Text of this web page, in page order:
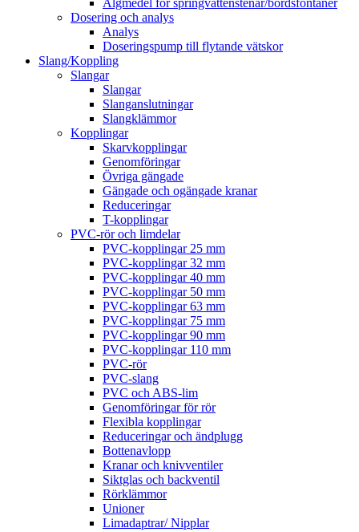
Algmedel för springvattenstenar/bordsfontäner
Dosering och analys
Analys
Doseringspump till flytande vätskor
Slang/Koppling
Slangar
Slangar
Slanganslutningar
Slangklämmor
Kopplingar
Skarvkopplingar
Genomföringar
Övriga gängade
Gängade och ogängade kranar
Reduceringar
T-kopplingar
PVC-rör och limdelar
PVC-kopplingar 25 mm
PVC-kopplingar 32 mm
PVC-kopplingar 40 mm
PVC-kopplingar 50 mm
PVC-kopplingar 63 mm
PVC-kopplingar 75 mm
PVC-kopplingar 90 mm
PVC-kopplingar 110 mm
PVC-rör
PVC-slang
PVC och ABS-lim
Genomföringar för rör
Flexibla kopplingar
Reduceringar och ändplugg
Bottenavlopp
Kranar och knivventiler
Siktglas och backventil
Rörklämmor
Unioner
Limadaptrar/ Nipplar